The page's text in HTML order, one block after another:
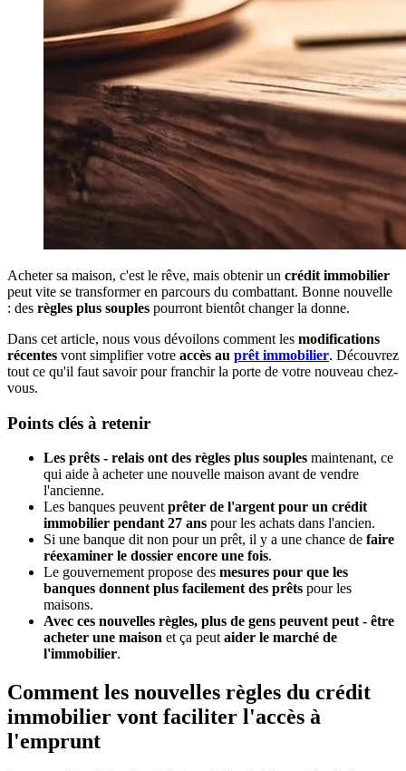
Acheter sa maison, c'est le rêve, mais obtenir un crédit immobilier
peut vite se transformer en parcours du combattant. Bonne nouvelle
: des règles plus souples pourront bientôt changer la donne.
Dans cet article, nous vous dévoilons comment les modifications
récentes vont simplifier votre accès au prêt immobilier. Découvrez
tout ce qu'il faut savoir pour franchir la porte de votre nouveau chez-
vous.
Points clés à retenir
Les prêts - relais ont des règles plus souples maintenant, ce
qui aide à acheter une nouvelle maison avant de vendre
l'ancienne.
Les banques peuvent prêter de l'argent pour un crédit
immobilier pendant 27 ans pour les achats dans l'ancien.
Si une banque dit non pour un prêt, il y a une chance de faire
réexaminer le dossier encore une fois.
Le gouvernement propose des mesures pour que les
banques donnent plus facilement des prêts pour les
maisons.
Avec ces nouvelles règles, plus de gens peuvent peut - être
acheter une maison et ça peut aider le marché de
l'immobilier.
Comment les nouvelles règles du crédit
immobilier vont faciliter l'accès à
l'emprunt